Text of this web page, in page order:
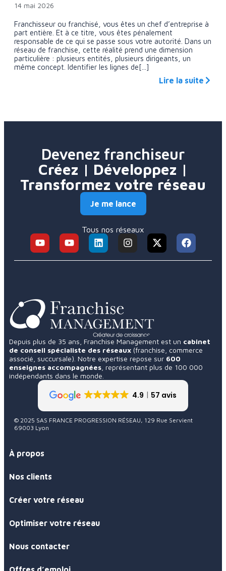
14 mai 2026
Franchisseur ou franchisé, vous êtes un chef d’entreprise à
part entière. Et à ce titre, vous êtes pénalement
responsable de ce qui se passe sous votre autorité. Dans un
réseau de franchise, cette réalité prend une dimension
particulière : plusieurs entités, plusieurs dirigeants, un
même concept. Identifier les lignes de[...]
Lire la suite
Devenez franchiseur
Créez | Développez |
Transformez votre réseau
Je me lance
Tous nos réseaux
Depuis plus de 35 ans, Franchise Management est un cabinet
de conseil spécialiste des réseaux (franchise, commerce
associé, succursale). Notre expertise repose sur 600
enseignes accompagnées , représentant plus de 100 000
indépendants dans le monde.
4.9 57 avis
© 2025 SAS FRANCE PROGRESSION RÉSEAU, 129 Rue Servient
69003 Lyon
À propos
Nos clients
Créer votre réseau
Optimiser votre réseau
Nous contacter